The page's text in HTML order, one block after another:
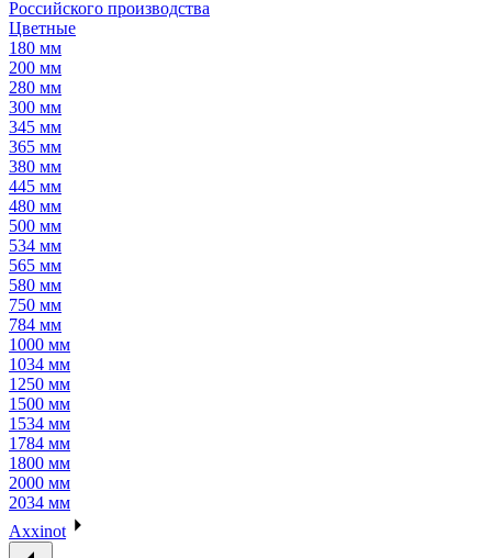
Российского производства
Цветные
180 мм
200 мм
280 мм
300 мм
345 мм
365 мм
380 мм
445 мм
480 мм
500 мм
534 мм
565 мм
580 мм
750 мм
784 мм
1000 мм
1034 мм
1250 мм
1500 мм
1534 мм
1784 мм
1800 мм
2000 мм
2034 мм
Axxinot